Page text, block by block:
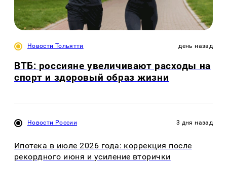
Новости Тольятти день назад
ВТБ: россияне увеличивают расходы на
спорт и здоровый образ жизни
Новости России 3 дня назад
Ипотека в июле 2026 года: коррекция после
рекордного июня и усиление вторички